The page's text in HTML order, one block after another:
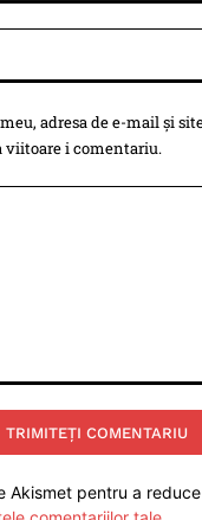
adresa de e-mail și
viitoare i comentariu.
Akismet pentru a